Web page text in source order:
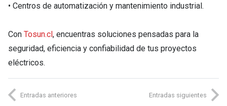
• Centros de automatización y mantenimiento industrial.
Con Tosun.cl, encuentras soluciones pensadas para la
seguridad, eficiencia y confiabilidad de tus proyectos
eléctricos.
Entradas anteriores Entradas siguientes